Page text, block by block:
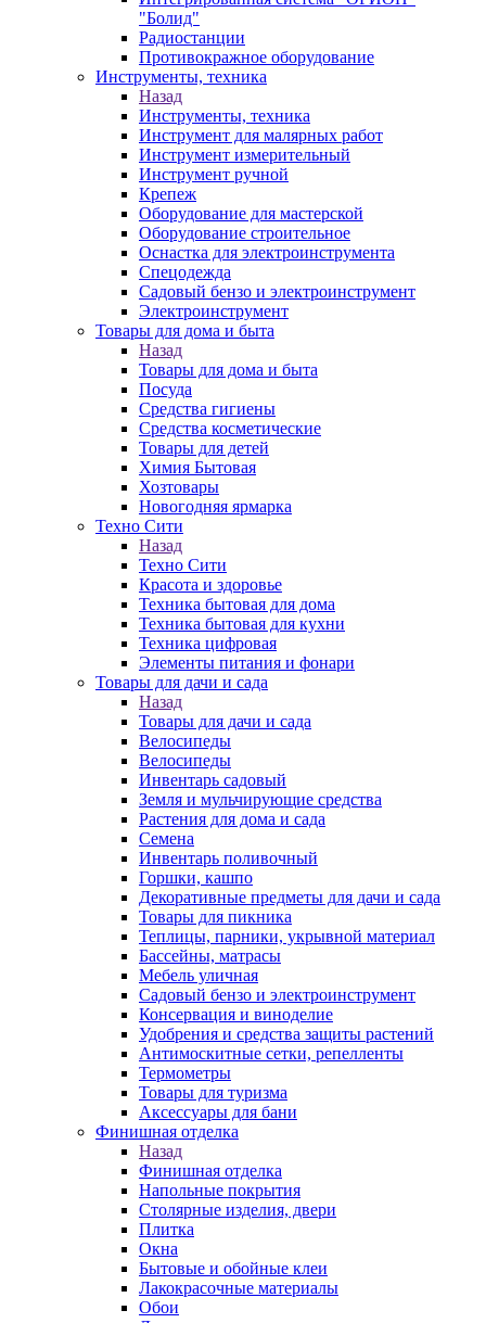
"Болид"
Радиостанции
Противокражное оборудование
Инструменты, техника
Назад
Инструменты, техника
Инструмент для малярных работ
Инструмент измерительный
Инструмент ручной
Крепеж
Оборудование для мастерской
Оборудование строительное
Оснастка для электроинструмента
Спецодежда
Садовый бензо и электроинструмент
Электроинструмент
Товары для дома и быта
Назад
Товары для дома и быта
Посуда
Средства гигиены
Средства косметические
Товары для детей
Химия Бытовая
Хозтовары
Новогодняя ярмарка
Техно Сити
Назад
Техно Сити
Красота и здоровье
Техника бытовая для дома
Техника бытовая для кухни
Техника цифровая
Элементы питания и фонари
Товары для дачи и сада
Назад
Товары для дачи и сада
Велосипеды
Велосипеды
Инвентарь садовый
Земля и мульчирующие средства
Растения для дома и сада
Семена
Инвентарь поливочный
Горшки, кашпо
Декоративные предметы для дачи и сада
Товары для пикника
Теплицы, парники, укрывной материал
Бассейны, матрасы
Мебель уличная
Садовый бензо и электроинструмент
Консервация и виноделие
Удобрения и средства защиты растений
Антимоскитные сетки, репелленты
Термометры
Товары для туризма
Аксессуары для бани
Финишная отделка
Назад
Финишная отделка
Напольные покрытия
Столярные изделия, двери
Плитка
Окна
Бытовые и обойные клеи
Лакокрасочные материалы
Обои